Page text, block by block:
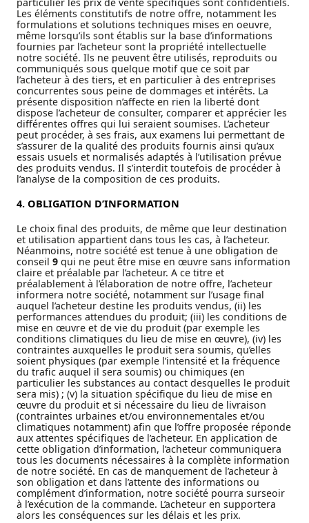
Les éléments constitutifs de notre offre, notamment les
formulations et solutions techniques mises en oeuvre,
même lorsqu’ils sont établis sur la base d’informations
fournies par l’acheteur sont la propriété intellectuelle
notre société. Ils ne peuvent être utilisés, reproduits ou
communiqués sous quelque motif que ce soit par
l’acheteur à des tiers, et en particulier à des entreprises
concurrentes sous peine de dommages et intérêts. La
présente disposition n’affecte en rien la liberté dont
dispose l’acheteur de consulter, comparer et apprécier les
différentes offres qui lui seraient soumises. L’acheteur
peut procéder, à ses frais, aux examens lui permettant de
s’assurer de la qualité des produits fournis ainsi qu’aux
essais usuels et normalisés adaptés à l’utilisation prévue
des produits vendus. Il s’interdit toutefois de procéder à
l’analyse de la composition de ces produits.
4. OBLIGATION D’INFORMATION
Le choix final des produits, de même que leur destination
et utilisation appartient dans tous les cas, à l’acheteur.
Néanmoins, notre société est tenue à une obligation de
conseil 9 qui ne peut être mise en œuvre sans information
claire et préalable par l’acheteur. A ce titre et
préalablement à l’élaboration de notre offre, l’acheteur
informera notre société, notamment sur l’usage final
auquel l’acheteur destine les produits vendus, (ii) les
performances attendues du produit; (iii) les conditions de
mise en œuvre et de vie du produit (par exemple les
conditions climatiques du lieu de mise en œuvre), (iv) les
contraintes auxquelles le produit sera soumis, qu’elles
soient physiques (par exemple l’intensité et la fréquence
du trafic auquel il sera soumis) ou chimiques (en
particulier les substances au contact desquelles le produit
sera mis) ; (v) la situation spécifique du lieu de mise en
œuvre du produit et si nécessaire du lieu de livraison
(contraintes urbaines et/ou environnementales et/ou
climatiques notamment) afin que l’offre proposée réponde
aux attentes spécifiques de l’acheteur. En application de
cette obligation d’information, l’acheteur communiquera
tous les documents nécessaires à la complète information
de notre société. En cas de manquement de l’acheteur à
son obligation et dans l’attente des informations ou
complément d’information, notre société pourra surseoir
à l’exécution de la commande. L’acheteur en supportera
alors les conséquences sur les délais et les prix.